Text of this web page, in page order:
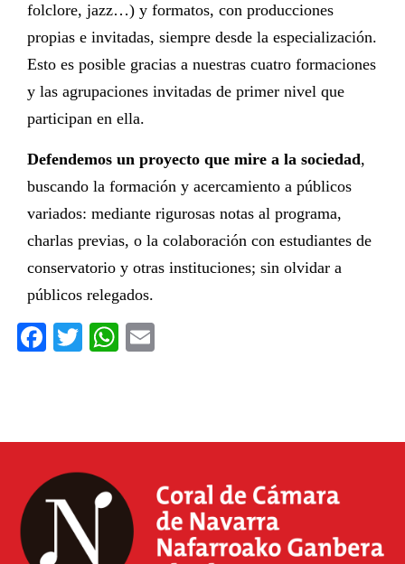
folclore, jazz…) y formatos, con producciones
propias e invitadas, siempre desde la especialización.
Esto es posible gracias a nuestras cuatro formaciones
y las agrupaciones invitadas de primer nivel que
participan en ella.
Defendemos un proyecto que mire a la sociedad,
buscando la formación y acercamiento a públicos
variados: mediante rigurosas notas al programa,
charlas previas, o la colaboración con estudiantes de
conservatorio y otras instituciones; sin olvidar a
públicos relegados.
Facebook
TwitterWhatsApp